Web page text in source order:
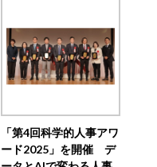
「第4回科学的人事アワ
ード2025」を開催 デ